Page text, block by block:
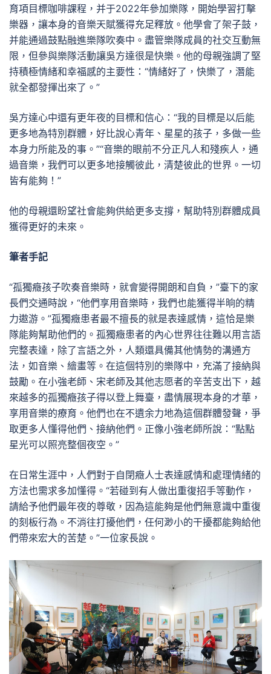
育項目標咖啡課程，并于2022年參加樂隊，開始學習打擊
樂器，讓本身的音樂天賦獲得充足釋放。他學會了架子鼓，
并能通過鼓點融進樂隊吹奏中。盡管樂隊成員的社交互動無
限，但參與樂隊活動讓吳方達很是快樂。他的母親強調了堅
持積極情緒和幸福感的主要性：“情緒好了，快樂了，潛能
就全都發揮出來了。”
吳方達心中還有更年夜的目標和信心：“我的目標是以后能
更多地為特別群體，好比說心青年、星星的孩子，多做一些
本身力所能及的事。”“音樂的眼前不分正凡人和殘疾人，通
過音樂，我們可以更多地接觸彼此，清楚彼此的世界。一切
皆有能夠！”
他的母親還盼望社會能夠供給更多支撐，幫助特別群體成員
獲得更好的未來。
筆者手記
“孤獨癥孩子吹奏音樂時，就會變得開朗和自負，”臺下的家
長們交通時說，“他們享用音樂時，我們也能獲得半晌的精
力遨游。”孤獨癥患者最不擅長的就是表達感情，這恰是樂
隊能夠幫助他們的。孤獨癥患者的內心世界往往難以用言語
完整表達，除了言語之外，人類還具備其他情勢的溝通方
法，如音樂、繪畫等。在這個特別的樂隊中，充滿了接納與
鼓勵。在小強老師、宋老師及其他志愿者的辛苦支出下，越
來越多的孤獨癥孩子得以登上舞臺，盡情展現本身的才華，
享用音樂的療育。他們也在不遺余力地為這個群體發聲，爭
取更多人懂得他們、接納他們。正像小強老師所說：“點點
星光可以照亮整個夜空。”
在日常生涯中，人們對于自閉癥人士表達感情和處理情緒的
方法也需求多加懂得。“若碰到有人做出重復招手等動作，
請給予他們最年夜的尊敬，因為這能夠是他們無意識中重復
的刻板行為。不消往打擾他們，任何渺小的干擾都能夠給他
們帶來宏大的苦楚。”一位家長說。